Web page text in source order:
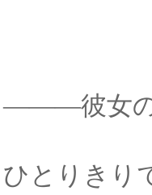
とを
亡父の